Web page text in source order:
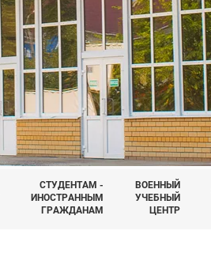
СТУДЕНТАМ -
ИНОСТРАННЫМ
ГРАЖДАНАМ
ВОЕННЫЙ
УЧЕБНЫЙ
ЦЕНТР